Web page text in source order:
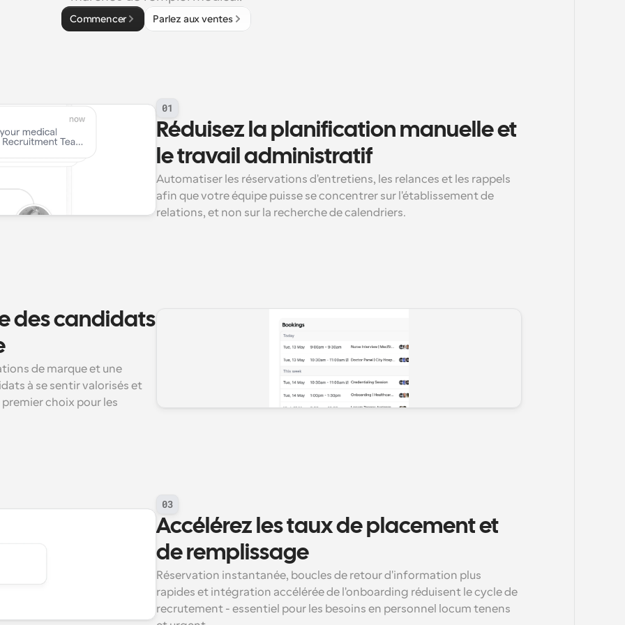
Commencer Parlez aux ventes
01
Réduisez la planification manuelle et
le travail administratif
Automatiser les réservations d'entretiens, les relances et les rappels
afin que votre équipe puisse se concentrer sur l'établissement de
relations, et non sur la recherche de calendriers.
des candidats
de marque et une
à se sentir valorisés et
choix pour les
03
Accélérez les taux de placement et
de remplissage
Réservation instantanée, boucles de retour d'information plus
rapides et intégration accélérée de l'onboarding réduisent le cycle de
recrutement - essentiel pour les besoins en personnel locum tenens